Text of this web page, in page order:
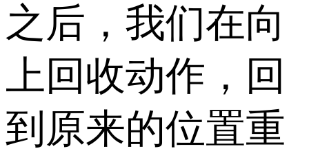
之后，我们在向
上回收动作，回
到原来的位置重